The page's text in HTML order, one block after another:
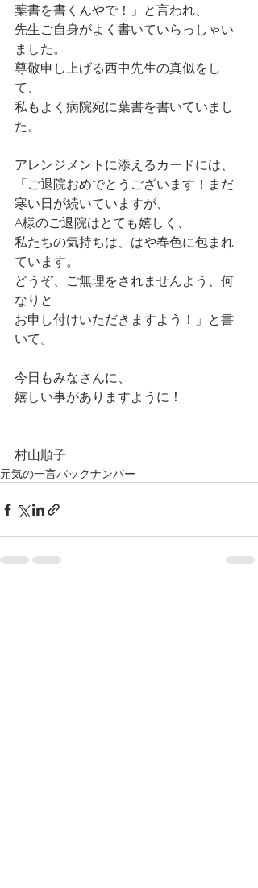
葉書を書くんやで！」と言われ、
先生ご自身がよく書いていらっしゃい
ました。
尊敬申し上げる西中先生の真似をし
て、
私もよく病院宛に葉書を書いていまし
た。
アレンジメントに添えるカードには、
「ご退院おめでとうございます！まだ
寒い日が続いていますが、
A様のご退院はとても嬉しく、
私たちの気持ちは、はや春色に包まれ
ています。
どうぞ、ご無理をされませんよう、何
なりと
お申し付けいただきますよう！」と書
いて。
今日もみなさんに、
嬉しい事がありますように！
村山順子
元気の一言バックナンバー